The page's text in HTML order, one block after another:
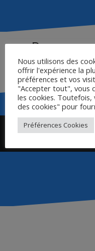
Navigation
l’article
I AM AFRAID TO FORGET
Nous utilisons des
offrir l'expérience la
préférences et vos
"Accepter tout", vous
les cookies.
des cookies" pour
Préférences Cookies